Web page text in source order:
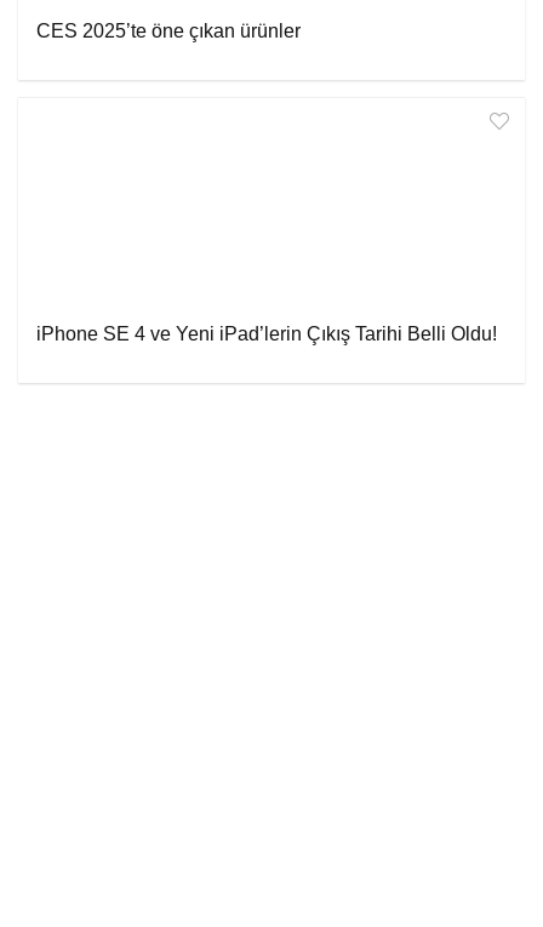
CES 2025’te öne çıkan ürünler
iPhone SE 4 ve Yeni iPad’lerin Çıkış Tarihi Belli Oldu!